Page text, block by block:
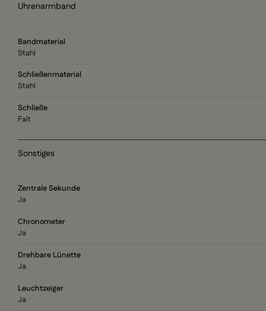
Uhrenarmband
Bandmaterial
Stahl
Schließenmaterial
Stahl
Schließe
Falt
Sonstiges
Zentrale Sekunde
Ja
Chronometer
Ja
Drehbare Lünette
Ja
Leuchtzeiger
Ja